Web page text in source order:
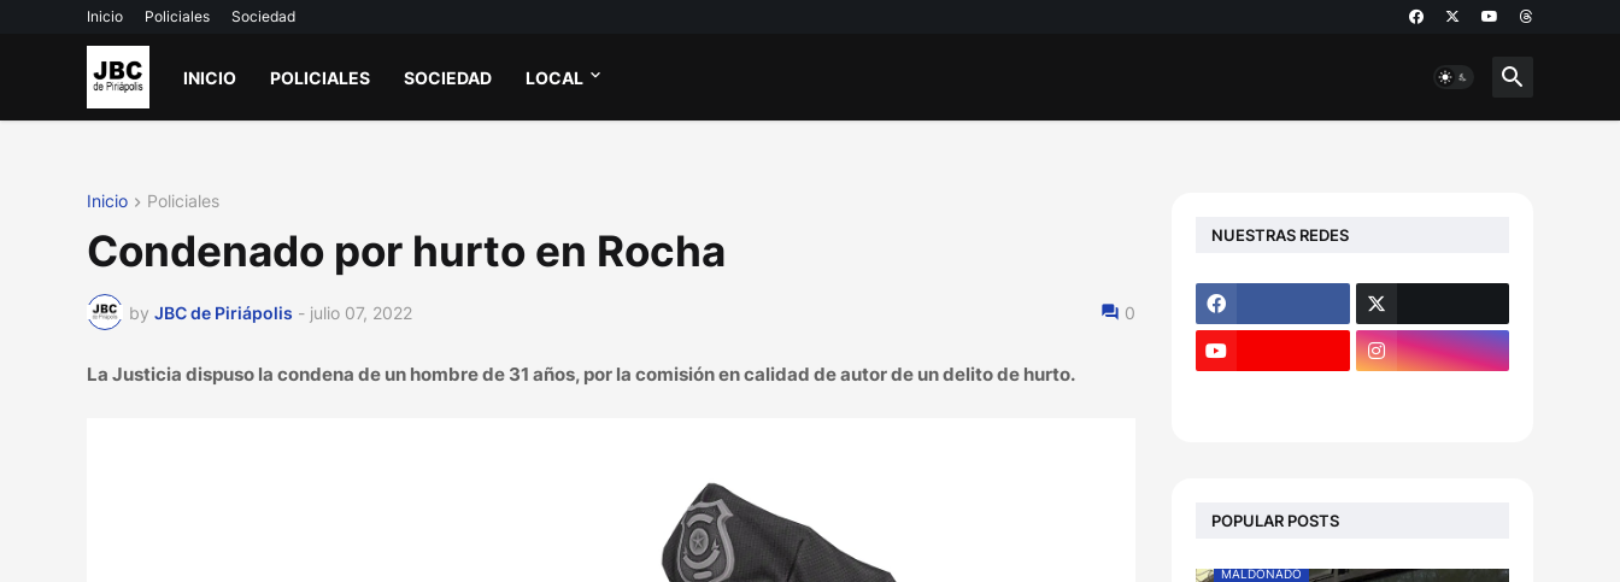
Inicio Policiales Sociedad
INICIO POLICIALES SOCIEDAD LOCAL
Inicio Policiales
Condenado por hurto en Rocha
by JBC de Piriápolis - julio 07, 2022 0
La Justicia dispuso la condena de un hombre de 31 años, por la comisión en calidad de autor de un delito de hurto.
NUESTRAS REDES
POPULAR POSTS
MALDONADO